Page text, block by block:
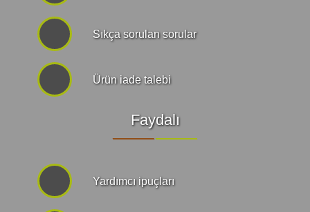
Sıkça sorulan sorular
Ürün iade talebi
Faydalı
Yardımcı ipuçları